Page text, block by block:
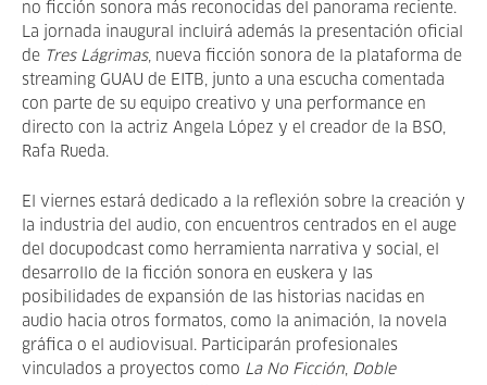
no ficción sonora más reconocidas del panorama reciente.
La jornada inaugural incluirá además la presentación oficial
de Tres Lágrimas, nueva ficción sonora de la plataforma de
streaming GUAU de EITB, junto a una escucha comentada
con parte de su equipo creativo y una performance en
directo con la actriz Angela López y el creador de la BSO,
Rafa Rueda.
El viernes estará dedicado a la reflexión sobre la creación y
la industria del audio, con encuentros centrados en el auge
del docupodcast como herramienta narrativa y social, el
desarrollo de la ficción sonora en euskera y las
posibilidades de expansión de las historias nacidas en
audio hacia otros formatos, como la animación, la novela
gráfica o el audiovisual. Participarán profesionales
vinculados a proyectos como La No Ficción, Doble